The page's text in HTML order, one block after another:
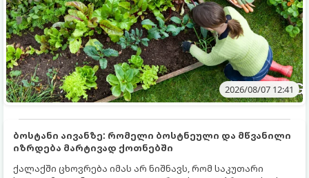
2026/08/07 12:41
ბოსტანი აივანზე: რომელი ბოსტნეული და მწვანილი
იზრდება მარტივად ქოთნებში
ქალაქში ცხოვრება იმას არ ნიშნავს, რომ საკუთარი